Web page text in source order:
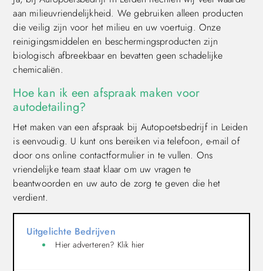
aan milieuvriendelijkheid. We gebruiken alleen producten
die veilig zijn voor het milieu en uw voertuig. Onze
reinigingsmiddelen en beschermingsproducten zijn
biologisch afbreekbaar en bevatten geen schadelijke
chemicaliën.
Hoe kan ik een afspraak maken voor
autodetailing?
Het maken van een afspraak bij Autopoetsbedrijf in Leiden
is eenvoudig. U kunt ons bereiken via telefoon, e-mail of
door ons online contactformulier in te vullen. Ons
vriendelijke team staat klaar om uw vragen te
beantwoorden en uw auto de zorg te geven die het
verdient.
Uitgelichte Bedrijven
Hier adverteren? Klik hier